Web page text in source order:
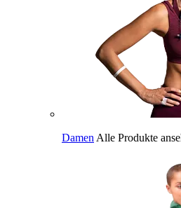
Damen Alle Produkte